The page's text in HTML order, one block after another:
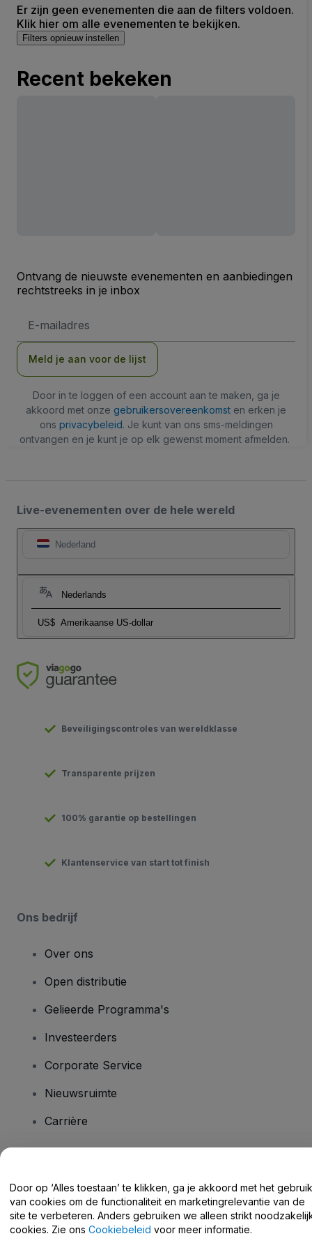
Er zijn geen evenementen die aan de filters voldoen.
Klik hier om alle evenementen te bekijken.
Filters opnieuw instellen
Recent bekeken
Ontvang de nieuwste evenementen en aanbiedingen
rechtstreeks in je inbox
mailadres
Meld je aan voor de lijst
Door in te loggen of een account aan te maken, ga je
akkoord met onze gebruikersovereenkomst en erken je
ons privacybeleid. Je kunt van ons sms-meldingen
ontvangen en je kunt je op elk gewenst moment afmelden.
Live-evenementen over de hele wereld
Nederland
Nederlands
US$ Amerikaanse US-dollar
Beveiligingscontroles van wereldklasse
Transparente prijzen
100% garantie op bestellingen
Klantenservice van start tot finish
Ons bedrijf
Over ons
Open distributie
Gelieerde Programma's
Investeerders
Corporate Service
Nieuwsruimte
Carrière
Helpcentrum / Neem Contact Met Ons Op
Door op ‘Alles toestaan’ te klikken, ga je akkoord met het gebruik
van cookies om de functionaliteit en marketingrelevantie van de
site te verbeteren. Anders gebruiken we alleen strikt
cookies. Zie ons Cookiebeleid voor meer informatie.